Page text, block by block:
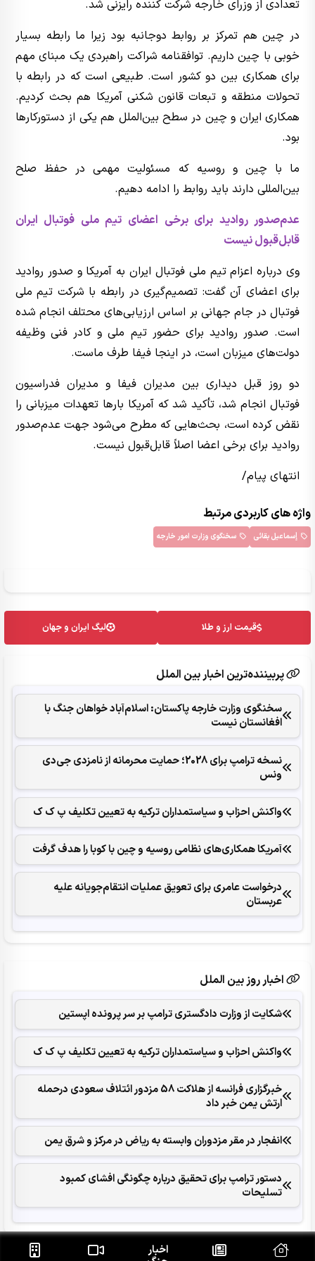
تعدادی از وزرای خارجه شرکت کننده رایزنی شد.
در چین هم تمرکز بر روابط دوجانبه بود زیرا ما رابطه بسیار
خوبی با چین داریم. توافقنامه شراکت راهبردی یک مبنای مهم
برای همکاری بین دو کشور است. طبیعی است که در رابطه با
تحولات منطقه و تبعات قانون شکنی آمریکا هم بحث کردیم.
همکاری ایران و چین در سطح بین‌الملل هم یکی از دستورکارها
بود.
ما با چین و روسیه که مسئولیت مهمی در حفظ صلح
بین‌المللی دارند باید روابط را ادامه دهیم.
عدم‌صدور روادید برای برخی اعضای تیم ملی فوتبال ایران
قابل‌قبول نیست
وی درباره اعزام تیم ملی فوتبال ایران به آمریکا و صدور روادید
برای اعضای آن گفت: تصمیم‌گیری در رابطه با شرکت تیم ملی
فوتبال در جام جهانی بر اساس ارزیابی‌های محتلف انجام شده
است. صدور روادید برای حضور تیم ملی و کادر فنی وظیفه
دولت‌های میزبان است، در اینجا فیفا طرف ماست.
دو روز قبل دیداری بین مدیران فیفا و مدیران فدراسیون
فوتبال انجام شد، تأکید شد که آمریکا بارها تعهدات میزبانی را
نقض کرده است، بحث‌هایی که مطرح می‌شود جهت عدم‌صدور
روادید برای برخی اعضا اصلاً قابل‌قبول نیست.
انتهای پیام/
واژه های کاربردی مرتبط
إسماعیل بقائی سخنگوی وزارت امور خارجه
قیمت ارز و طلا لیگ ایران و جهان
پربیننده‌ترین اخبار بین الملل
سخنگوی وزارت خارجه پاکستان: اسلام‌آباد خواهان جنگ با
افغانستان نیست
نسخه ترامپ برای 2028؛ حمایت محرمانه از نامزدی جی‌دی
ونس
واکنش احزاب و سیاستمداران ترکیه به تعیین تکلیف پ ک ک
آمریکا همکاری‌های نظامی روسیه و چین با کوبا را هدف گرفت
درخواست عامری برای تعویق عملیات انتقام‌جویانه علیه
عربستان
اخبار روز بین الملل
شکایت از وزارت دادگستری ترامپ بر سر پرونده اپستین
واکنش احزاب و سیاستمداران ترکیه به تعیین تکلیف پ ک ک
خبرگزاری فرانسه از هلاکت 58 مزدور ائتلاف سعودی درحمله
ارتش یمن خبر داد
انفجار در مقر مزدوران وابسته به ریاض در مرکز و شرق یمن
دستور ترامپ برای تحقیق درباره چگونگی افشای کمبود
تسلیحات
اخبار